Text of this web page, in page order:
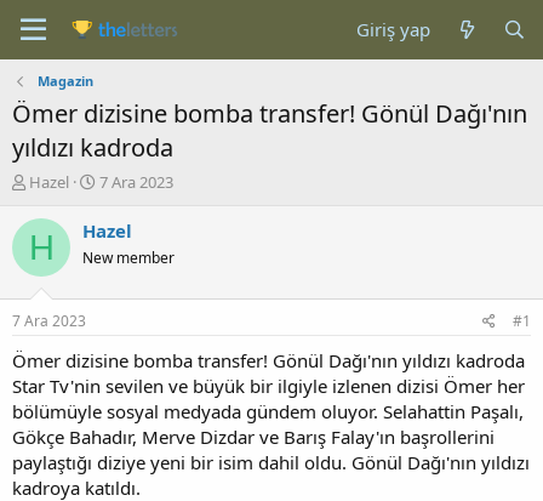
Giriş yap
Magazin
Ömer dizisine bomba transfer! Gönül Dağı'nın
yıldızı kadroda
K
n
b
u
u
b
a
l
a
t
a
n
Hazel
B
ş
a
ç
a
r
i
h
i
7 Ara 2023
H Hazel
New member
7 Ara 2023 #1
Ömer dizisine bomba transfer! Gönül Dağı'nın yıldızı kadroda
Star Tv'nin sevilen ve büyük bir ilgiyle izlenen dizisi Ömer her
bölümüyle sosyal medyada gündem oluyor. Selahattin Paşalı,
Gökçe Bahadır, Merve Dizdar ve Barış Falay'ın başrollerini
paylaştığı diziye yeni bir isim dahil oldu. Gönül Dağı'nın yıldızı
kadroya katıldı.